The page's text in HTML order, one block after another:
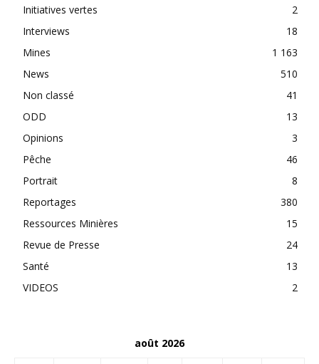
Initiatives vertes
2
Interviews
18
Mines
1 163
News
510
Non classé
41
ODD
13
Opinions
3
Pêche
46
Portrait
8
Reportages
380
Ressources Minières
15
Revue de Presse
24
Santé
13
VIDEOS
2
août 2026